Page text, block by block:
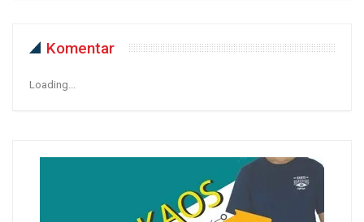
Komentar
Loading...